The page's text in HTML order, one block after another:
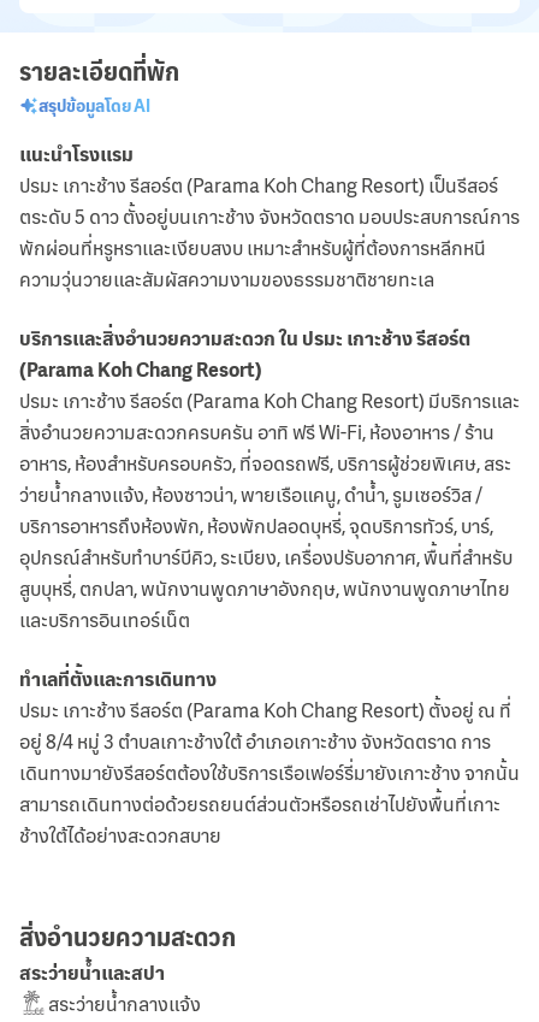
เที่ยวที่ ปรมะรีสอร์ท อีกแน่นอนค่ะ 😘😘
รายละเอียดที่พัก
สรุปข้อมูลโดย AI
แนะนำโรงแรม
ปรมะ เกาะช้าง รีสอร์ต (Parama Koh Chang Resort) เป็นรีสอร์
ตระดับ 5 ดาว ตั้งอยู่บนเกาะช้าง จังหวัดตราด มอบประสบการณ์การ
พักผ่อนที่หรูหราและเงียบสงบ เหมาะสำหรับผู้ที่ต้องการหลีกหนี
ความวุ่นวายและสัมผัสความงามของธรรมชาติชายทะเล
บริการและสิ่งอำนวยความสะดวก ใน ปรมะ เกาะช้าง รีสอร์ต
(Parama Koh Chang Resort)
ปรมะ เกาะช้าง รีสอร์ต (Parama Koh Chang Resort) มีบริการและ
สิ่งอำนวยความสะดวกครบครัน อาทิ ฟรี Wi-Fi, ห้องอาหาร / ร้าน
อาหาร, ห้องสำหรับครอบครัว, ที่จอดรถฟรี, บริการผู้ช่วยพิเศษ, สระ
ว่ายน้ำกลางแจ้ง, ห้องซาวน่า, พายเรือแคนู, ดำน้ำ, รูมเซอร์วิส /
บริการอาหารถึงห้องพัก, ห้องพักปลอดบุหรี่, จุดบริการทัวร์, บาร์,
อุปกรณ์สำหรับทำบาร์บีคิว, ระเบียง, เครื่องปรับอากาศ, พื้นที่สำหรับ
สูบบุหรี่, ตกปลา, พนักงานพูดภาษาอังกฤษ, พนักงานพูดภาษาไทย
และบริการอินเทอร์เน็ต
ทำเลที่ตั้งและการเดินทาง
ปรมะ เกาะช้าง รีสอร์ต (Parama Koh Chang Resort) ตั้งอยู่ ณ ที่
อยู่ 8/4 หมู่ 3 ตำบลเกาะช้างใต้ อำเภอเกาะช้าง จังหวัดตราด การ
เดินทางมายังรีสอร์ตต้องใช้บริการเรือเฟอร์รี่มายังเกาะช้าง จากนั้น
สามารถเดินทางต่อด้วยรถยนต์ส่วนตัวหรือรถเช่าไปยังพื้นที่เกาะ
ช้างใต้ได้อย่างสะดวกสบาย
สิ่งอำนวยความสะดวก
สระว่ายน้ำและสปา
สระว่ายน้ำกลางแจ้ง